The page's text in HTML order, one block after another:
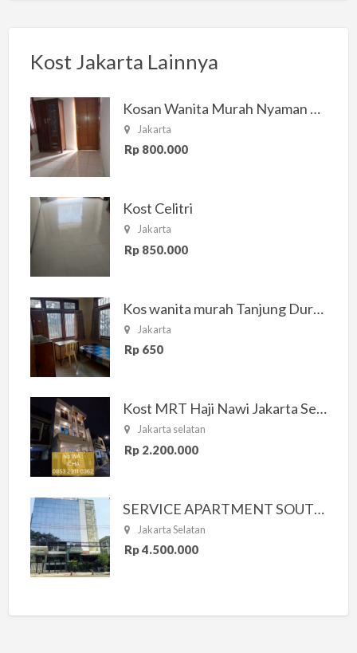
Kost Jakarta Lainnya
Kosan Wanita Murah Nyaman di Jakarta Selatan
Jakarta
Rp 800.000
Kost Celitri
Jakarta
Rp 850.000
Kos wanita murah Tanjung Duren Jakarta Barat
Jakarta
Rp 650
Kost MRT Haji Nawi Jakarta Selatan
Jakarta selatan
Rp 2.200.000
SERVICE APARTMENT SOUTH RESIDENCE
Jakarta Selatan
Rp 4.500.000